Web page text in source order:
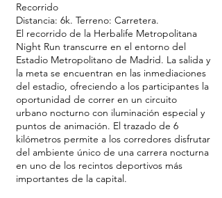
Recorrido
Distancia: 6k. Terreno: Carretera.
El recorrido de la Herbalife Metropolitana
Night Run transcurre en el entorno del
Estadio Metropolitano de Madrid. La salida y
la meta se encuentran en las inmediaciones
del estadio, ofreciendo a los participantes la
oportunidad de correr en un circuito
urbano nocturno con iluminación especial y
puntos de animación. El trazado de 6
kilómetros permite a los corredores disfrutar
del ambiente único de una carrera nocturna
en uno de los recintos deportivos más
importantes de la capital.